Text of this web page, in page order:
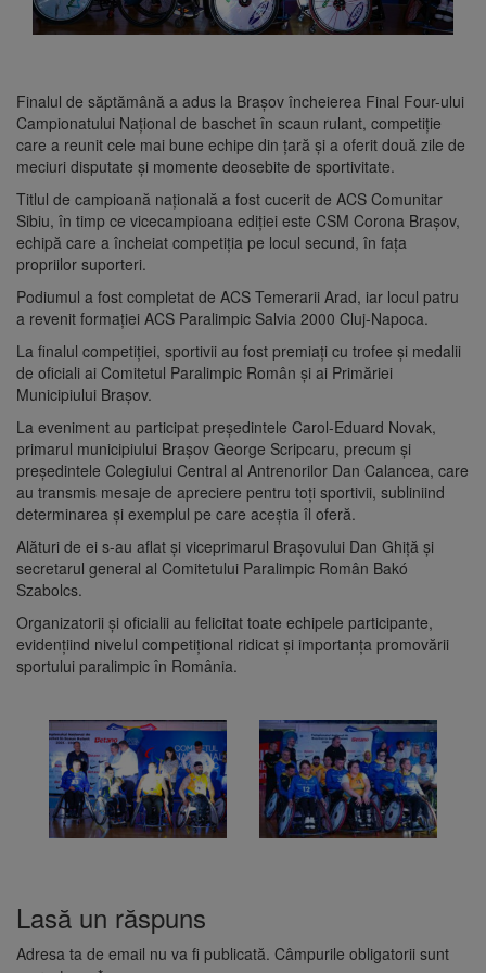
Finalul de săptămână a adus la Brașov încheierea Final Four-ului
Campionatului Național de baschet în scaun rulant, competiție
care a reunit cele mai bune echipe din țară și a oferit două zile de
meciuri disputate și momente deosebite de sportivitate.
Titlul de campioană națională a fost cucerit de ACS Comunitar
Sibiu, în timp ce vicecampioana ediției este CSM Corona Brașov,
echipă care a încheiat competiția pe locul secund, în fața
propriilor suporteri.
Podiumul a fost completat de ACS Temerarii Arad, iar locul patru
a revenit formației ACS Paralimpic Salvia 2000 Cluj-Napoca.
La finalul competiției, sportivii au fost premiați cu trofee și medalii
de oficiali ai Comitetul Paralimpic Român și ai Primăriei
Municipiului Brașov.
La eveniment au participat președintele Carol-Eduard Novak,
primarul municipiului Brașov George Scripcaru, precum și
președintele Colegiului Central al Antrenorilor Dan Calancea, care
au transmis mesaje de apreciere pentru toți sportivii, subliniind
determinarea și exemplul pe care aceștia îl oferă.
Alături de ei s-au aflat și viceprimarul Brașovului Dan Ghiță și
secretarul general al Comitetului Paralimpic Român Bakó
Szabolcs.
Organizatorii și oficialii au felicitat toate echipele participante,
evidențiind nivelul competițional ridicat și importanța promovării
sportului paralimpic în România.
Lasă un răspuns
Adresa ta de email nu va fi publicată. Câmpurile obligatorii sunt